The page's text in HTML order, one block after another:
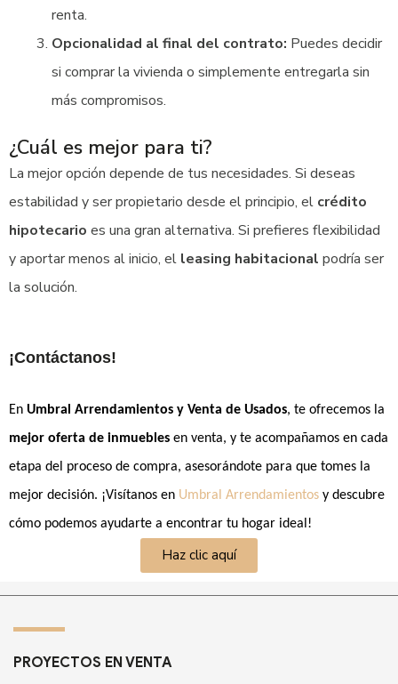
renta.
Opcionalidad al final del contrato: Puedes decidir
si comprar la vivienda o simplemente entregarla sin
más compromisos.
¿Cuál es mejor para ti?
La mejor opción depende de tus necesidades. Si deseas
estabilidad y ser propietario desde el principio, el crédito
hipotecario es una gran alternativa. Si prefieres flexibilidad
y aportar menos al inicio, el leasing habitacional podría ser
la solución.
¡Contáctanos!
En Umbral Arrendamientos y Venta de Usados, te ofrecemos la
mejor oferta de inmuebles en venta, y te acompañamos en cada
etapa del proceso de compra, asesorándote para que tomes la
mejor decisión. ¡Visítanos en Umbral Arrendamientos y descubre
cómo podemos ayudarte a encontrar tu hogar ideal!
Haz clic aquí
PROYECTOS EN VENTA